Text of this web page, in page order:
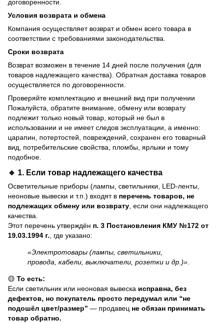
договоренности.
Условия возврата и обмена
Компания осуществляет возврат и обмен всего товара в
соответствии с требованиями законодательства.
Сроки возврата
Возврат возможен в течение 14 дней после получения (для
товаров надлежащего качества). Обратная доставка товаров
осуществляется по договоренности.
Проверяйте комплектацию и внешний вид при получении
Пожалуйста, обратите внимание, обмену или возврату
подлежит только новый товар, который не был в
использовании и не имеет следов эксплуатации, а именно:
царапин, потертостей, повреждений, сохранен его товарный
вид, потребительские свойства, пломбы, ярлыки и тому
подобное.
🔹 1. Если товар надлежащего качества
Осветительные приборы (лампы, светильники, LED-ленты,
неоновые вывески и т.п.) входят в перечень товаров, не
подлежащих обмену или возврату, если они надлежащего
качества.
Этот перечень утверждён п. 3 Постановления КМУ №172 от
19.03.1994 г., где указано:
«Электротовары (лампы, светильники,
провода, кабели, выключатели, розетки и др.)».
🟡 То есть:
Если светильник или неоновая вывеска исправна, без
дефектов, но покупатель просто передумал или “не
подошёл цвет/размер” — продавец не обязан принимать
товар обратно.